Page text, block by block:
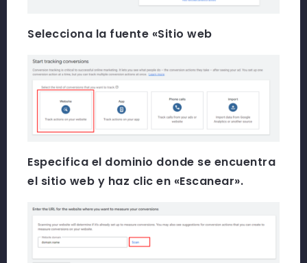
Selecciona la fuente «Sitio web
Especifica el dominio donde se encuentra
el sitio web y haz clic en «Escanear».